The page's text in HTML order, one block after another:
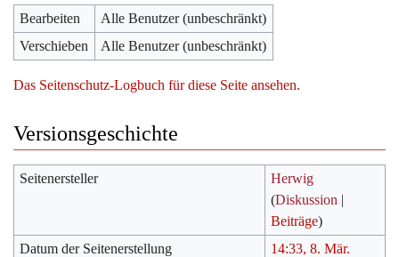
Bearbeiten
Alle Benutzer (unbeschränkt)
Verschieben
Alle Benutzer (unbeschränkt)
Das Seitenschutz-Logbuch für diese Seite ansehen.
Versionsgeschichte
Seitenersteller
Herwig
(Diskussion |
Beiträge)
Datum der Seitenerstellung
14:33, 8. Mär.